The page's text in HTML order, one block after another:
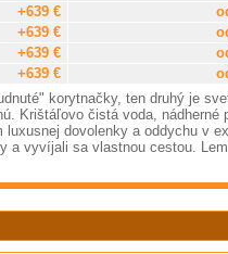
+639 €
+639 €
+639 €
+639 €
korytnačky, ten druhý je
Krištáľovo čistá voda, nádherné
dovolenky a oddychu v
a vyvíjali sa vlastnou cestou.